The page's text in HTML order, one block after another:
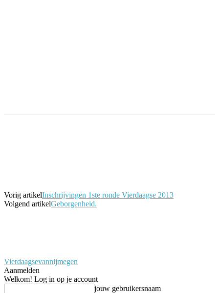
Vorig artikelInschrijvingen 1ste ronde Vierdaagse 2013
Volgend artikelGeborgenheid.
Vierdaagsevannijmegen
Aanmelden
Welkom! Log in op je account
jouw gebruikersnaam